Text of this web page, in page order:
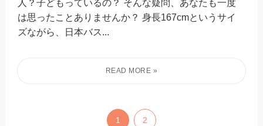
人？子どもっているの？ そんな疑問、あなたも一度
は思ったことありませんか？ 身長167cmというサイ
ズながら、日本バス...
1 2